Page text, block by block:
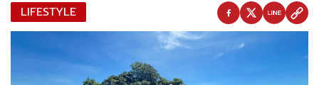
LIFESTYLE